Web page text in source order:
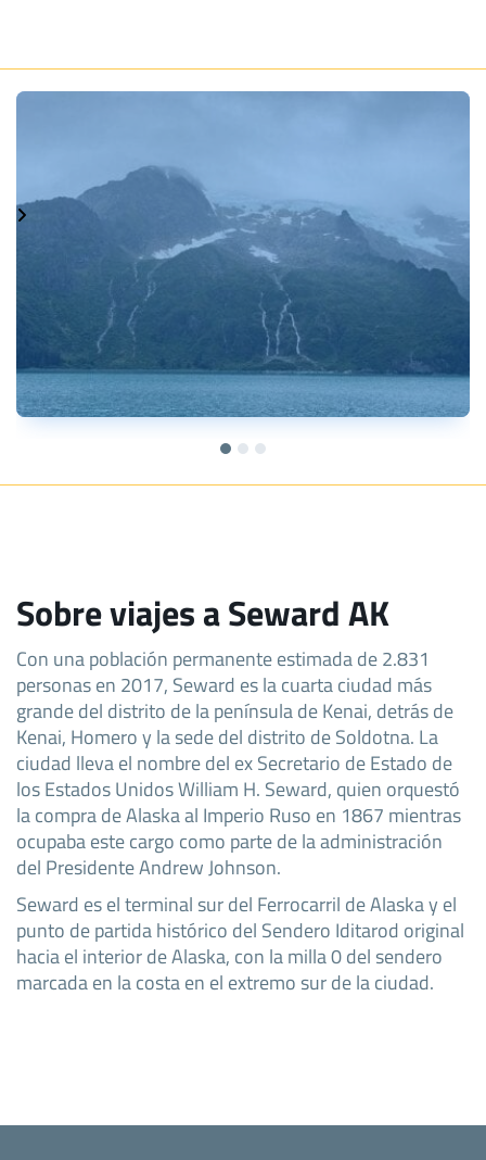
Sobre viajes a Seward AK
Con una población permanente estimada de 2.831
personas en 2017, Seward es la cuarta ciudad más
grande del distrito de la península de Kenai, detrás de
Kenai, Homero y la sede del distrito de Soldotna. La
ciudad lleva el nombre del ex Secretario de Estado de
los Estados Unidos William H. Seward, quien orquestó
la compra de Alaska al Imperio Ruso en 1867 mientras
ocupaba este cargo como parte de la administración
del Presidente Andrew Johnson.
Seward es el terminal sur del Ferrocarril de Alaska y el
punto de partida histórico del Sendero Iditarod original
hacia el interior de Alaska, con la milla 0 del sendero
marcada en la costa en el extremo sur de la ciudad.